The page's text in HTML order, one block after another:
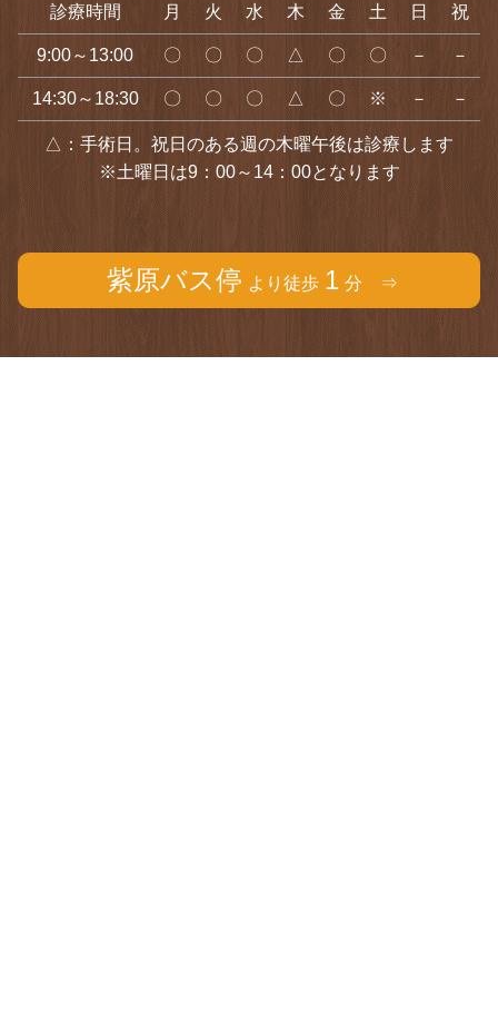
診療時間 月 火 水 木 金 土 日 祝
9:00～13:00 〇 〇 〇 △ 〇 〇 － －
14:30～18:30 〇 〇 〇 △ 〇 ※ － －
△：手術日。祝日のある週の木曜午後は診療します
※土曜日は9：00～14：00となります
紫原バス停 より徒歩 1 分 ⇒